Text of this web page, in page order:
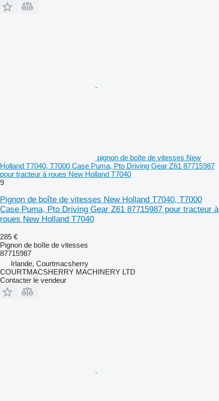
pignon de boîte de vitesses New
Holland T7040, T7000 Case Puma, Pto Driving Gear Z61 87715987
pour tracteur à roues New Holland T7040
9
Pignon de boîte de vitesses New Holland T7040, T7000
Case Puma, Pto Driving Gear Z61 87715987 pour tracteur à
roues New Holland T7040
285 €
Pignon de boîte de vitesses
87715987
Irlande, Courtmacsherry
COURTMACSHERRY MACHINERY LTD
Contacter le vendeur